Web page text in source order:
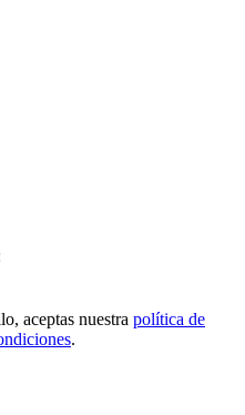
aceptas nuestra política de
.